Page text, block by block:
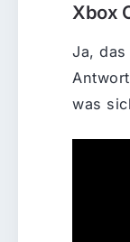
Xbox
Ja, das
was